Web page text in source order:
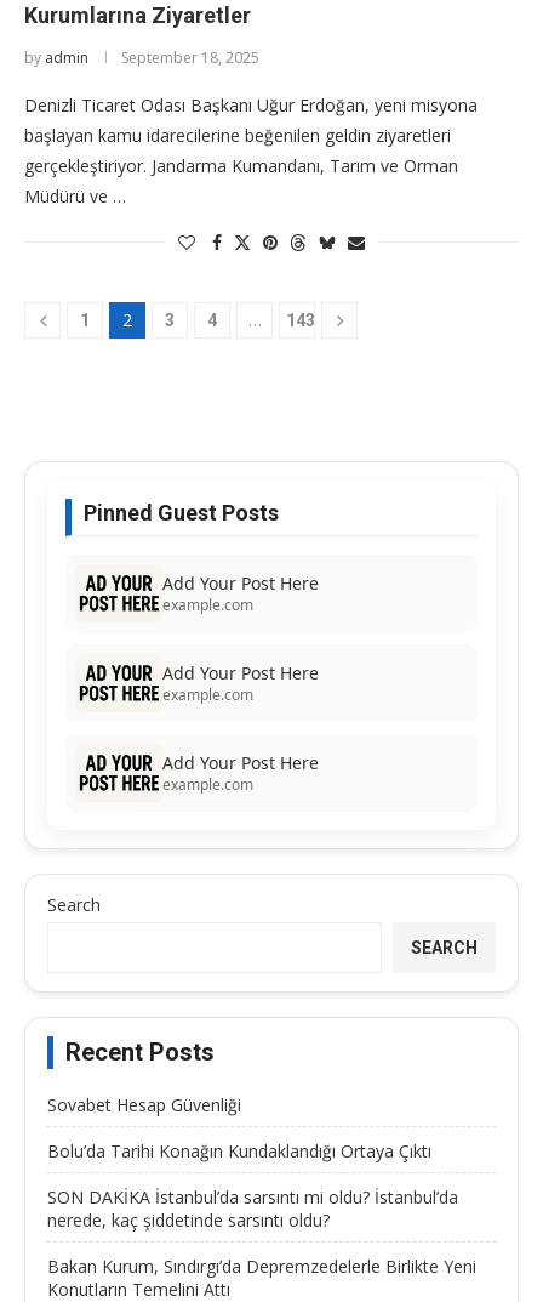
Kurumlarına Ziyaretler
by admin September 18, 2025
Denizli Ticaret Odası Başkanı Uğur Erdoğan, yeni misyona
başlayan kamu idarecilerine beğenilen geldin ziyaretleri
gerçekleştiriyor. Jandarma Kumandanı, Tarım ve Orman
Müdürü ve …
1 2 3 4 … 143
Pinned Guest Posts
Add Your Post Here
example.com
Add Your Post Here
example.com
Add Your Post Here
example.com
Search
SEARCH
Recent Posts
Sovabet Hesap Güvenliği
Bolu’da Tarihi Konağın Kundaklandığı Ortaya Çıktı
SON DAKİKA İstanbul’da sarsıntı mi oldu? İstanbul’da
nerede, kaç şiddetinde sarsıntı oldu?
Bakan Kurum, Sındırgı’da Depremzedelerle Birlikte Yeni
Konutların Temelini Attı